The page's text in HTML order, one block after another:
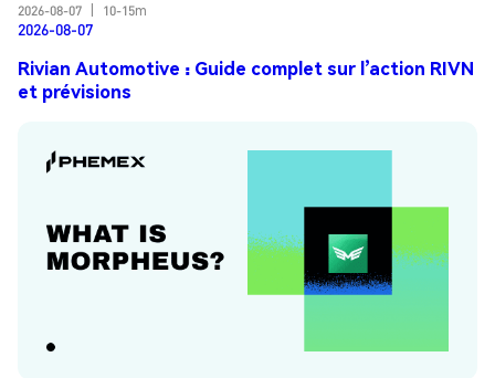
2026-08-07
10-15m
2026-08-07
Rivian Automotive : Guide complet sur l’action RIVN
et prévisions